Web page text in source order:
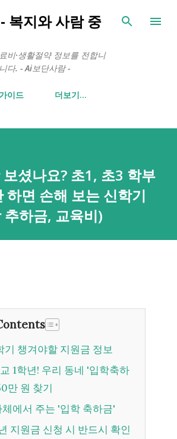
기본 콘텐츠로 건너뛰기
복지와 사람 중
비·생활절약 정보를 전합니
다. - Ai보단사람 -
이드 더보기…
셨나요? 초1, 초3 학부
하면 손해 보는 신학기
하금, 교육비)
기 챙겨야할 지원금 정보
만 원 찾기
자체에서 주는 '입학 축하금'